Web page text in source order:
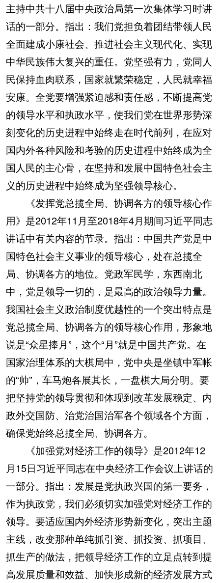
主持中共十八届中央政治局第一次集体学习时讲
话的一部分。指出：我们党担负着团结带领人民
全面建成小康社会、推进社会主义现代化、实现
中华民族伟大复兴的重任。党坚强有力，党同人
民保持血肉联系，国家就繁荣稳定，人民就幸福
安康。全党要增强紧迫感和责任感，不断提高党
的领导水平和执政水平，使我们党在世界形势深
刻变化的历史进程中始终走在时代前列，在应对
国内外各种风险和考验的历史进程中始终成为全
国人民的主心骨，在坚持和发展中国特色社会主
义的历史进程中始终成为坚强领导核心。
《发挥党总揽全局、协调各方的领导核心作
用》是2012年11月至2018年4月期间习近平同志
讲话中有关内容的节录。指出：中国共产党是中
国特色社会主义事业的领导核心，处在总揽全
局、协调各方的地位。党政军民学，东西南北
中，党是领导一切的，是最高的政治领导力量。
我国社会主义政治制度优越性的一个突出特点是
党总揽全局、协调各方的领导核心作用，形象地
说是“众星捧月”，这个“月”就是中国共产党。在
国家治理体系的大棋局中，党中央是坐镇中军帐
的“帅”，车马炮各展其长，一盘棋大局分明。要
把坚持党的领导贯彻和体现到改革发展稳定、内
政外交国防、治党治国治军各个领域各个方面，
确保党始终总揽全局、协调各方。
《加强党对经济工作的领导》是2012年12
月15日习近平同志在中央经济工作会议上讲话的
一部分。指出：发展是党执政兴国的第一要务，
作为执政党，我们必须切实加强党对经济工作的
领导。要适应国内外经济形势新变化，突出主题
主线，改变那种单纯抓引资、抓投资、抓项目、
抓生产的做法，把领导经济工作的立足点转到提
高发展质量和效益、加快形成新的经济发展方式